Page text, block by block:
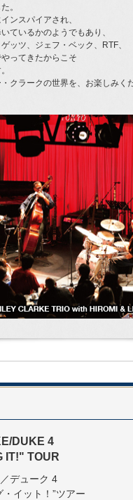
。
ンスパイアされ、
ているかのようでもあり、
ッツ、ジェフ・ベック、RTF、
ってきたからこそ
クラークの世界を、お楽しみく
DUKE 4
IT!" TOUR
デューク 4
・イット！”ツアー